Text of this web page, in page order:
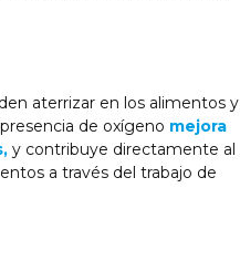
aterrizar en los alimentos y
de oxígeno mejora
y contribuye directamente al
a través del trabajo de